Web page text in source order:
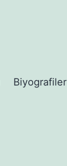
Biyografiler